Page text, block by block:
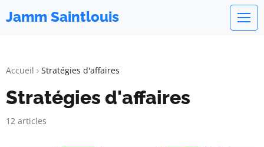
Jamm Saintlouis
Accueil Stratégies d'affaires
Stratégies d'affaires
12 articles